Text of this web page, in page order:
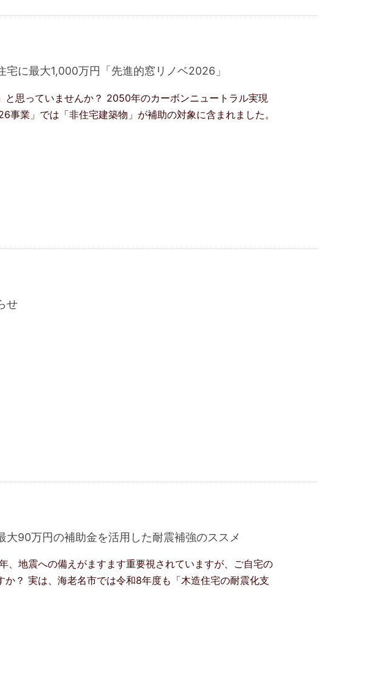
宅に最大1,000万円「先進的窓リノベ2026」
と思っていませんか？ 2050年のカーボンニュートラル実現
事業」では「非住宅建築物」が補助の対象に含まれました。
せ
90万円の補助金を活用した耐震補強のススメ
、地震への備えがますます重要視されていますが、ご自宅の
か？ 実は、海老名市では令和8年度も「木造住宅の耐震化支